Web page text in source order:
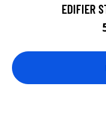
EDIFIER